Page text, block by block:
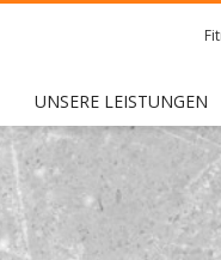
UNSERE LEISTUNGEN